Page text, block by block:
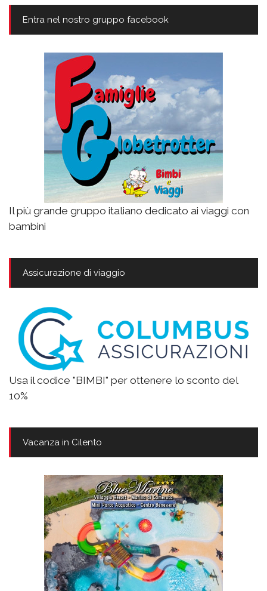
Entra nel nostro gruppo facebook
Il più grande gruppo italiano dedicato ai viaggi con
bambini
Assicurazione di viaggio
Usa il codice "BIMBI" per ottenere lo sconto del
10%
Vacanza in Cilento